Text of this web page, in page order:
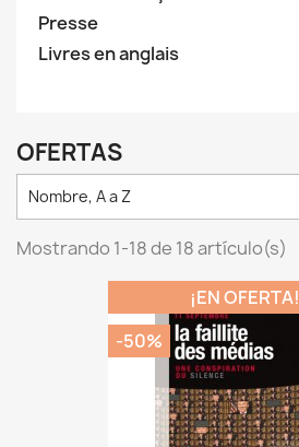
Presse
Livres en anglais
OFERTAS
Nombre, A a Z
Mostrando 1-18 de 18 artículo(s)
¡EN OFERTA!
-50%